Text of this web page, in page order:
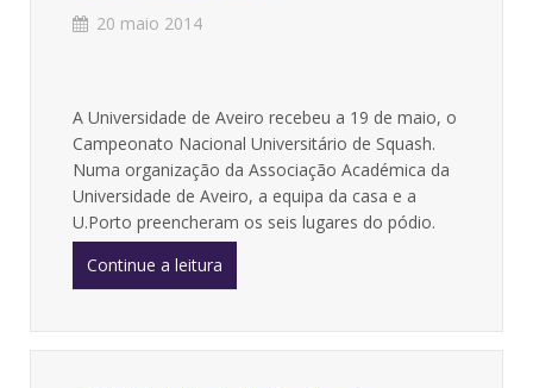
20 maio 2014
A Universidade de Aveiro recebeu a 19 de maio, o
Campeonato Nacional Universitário de Squash.
Numa organização da Associação Académica da
Universidade de Aveiro, a equipa da casa e a
U.Porto preencheram os seis lugares do pódio.
Continue a leitura